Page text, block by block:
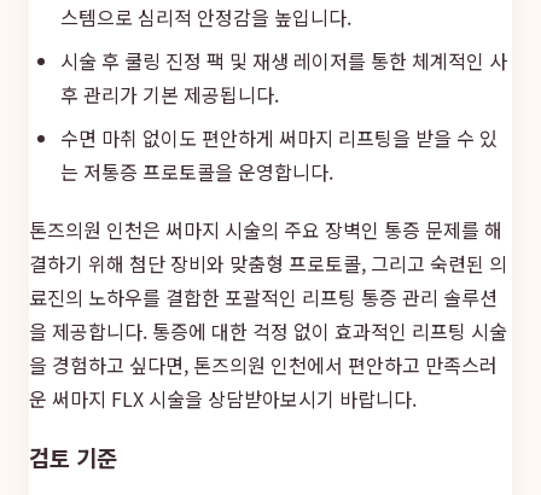
스템으로 심리적 안정감을 높입니다.
시술 후 쿨링 진정 팩 및 재생 레이저를 통한 체계적인 사
후 관리가 기본 제공됩니다.
수면 마취 없이도 편안하게 써마지 리프팅을 받을 수 있
는 저통증 프로토콜을 운영합니다.
톤즈의원 인천은 써마지 시술의 주요 장벽인 통증 문제를 해
결하기 위해 첨단 장비와 맞춤형 프로토콜, 그리고 숙련된 의
료진의 노하우를 결합한 포괄적인 리프팅 통증 관리 솔루션
을 제공합니다. 통증에 대한 걱정 없이 효과적인 리프팅 시술
을 경험하고 싶다면, 톤즈의원 인천에서 편안하고 만족스러
운 써마지 FLX 시술을 상담받아보시기 바랍니다.
검토 기준